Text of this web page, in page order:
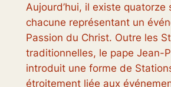
Aujourd’hui, il existe quatorze
chacune représentant un
Passion du Christ. Outre les
traditionnelles, le pape Jean-
introduit une forme de
étroitement liée aux